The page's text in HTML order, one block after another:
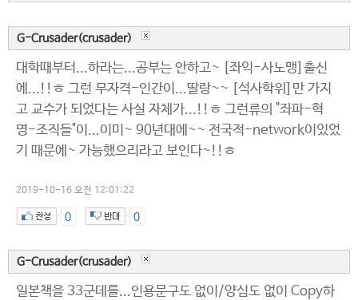
G-Crusader(crusader)
대학때부터...하라는...공부는 안하고~ [좌익-사노맹]출신
에...!!ㅎ 그런 무자격-인간이...딸랑~~ [석사학위]만 가지
고 교수가 되었다는 사실 자체가...!!ㅎ 그런류의 "좌파-혁
명-조직들"이...이미~ 90년대에~~ 전국적-network이있었
기 때문에~ 가능했으리라고 보인다~!!ㅎ
2019-10-16 오전 12:01:22
0 0
G-Crusader(crusader)
일본책을 33군데를...인용문구도 없이/양심도 없이 Copy하